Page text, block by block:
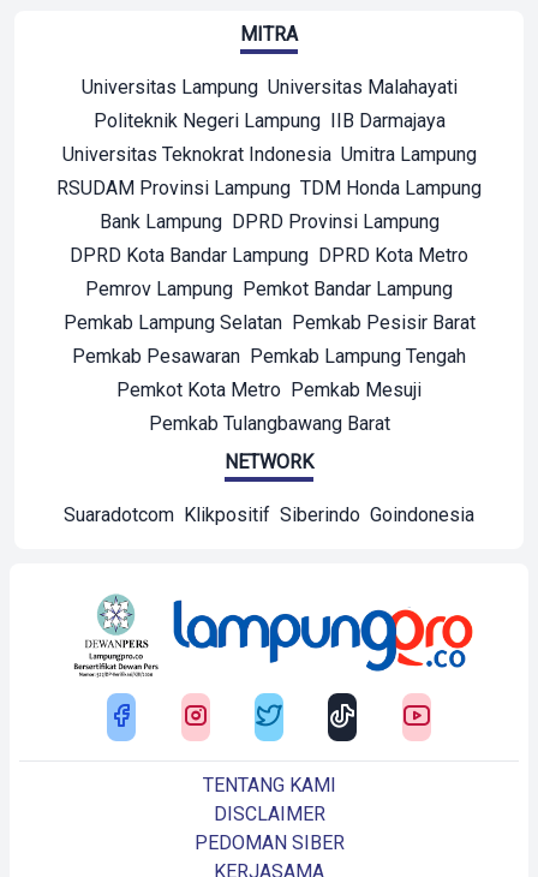
MITRA
Universitas Lampung Universitas Malahayati
Politeknik Negeri Lampung IIB Darmajaya
Universitas Teknokrat Indonesia Umitra Lampung
RSUDAM Provinsi Lampung TDM Honda Lampung
Bank Lampung DPRD Provinsi Lampung
DPRD Kota Bandar Lampung DPRD Kota Metro
Pemrov Lampung Pemkot Bandar Lampung
Pemkab Lampung Selatan Pemkab Pesisir Barat
Pemkab Pesawaran Pemkab Lampung Tengah
Pemkot Kota Metro Pemkab Mesuji
Pemkab Tulangbawang Barat
NETWORK
Suaradotcom Klikpositif Siberindo Goindonesia
TENTANG KAMI
DISCLAIMER
PEDOMAN SIBER
KERJASAMA